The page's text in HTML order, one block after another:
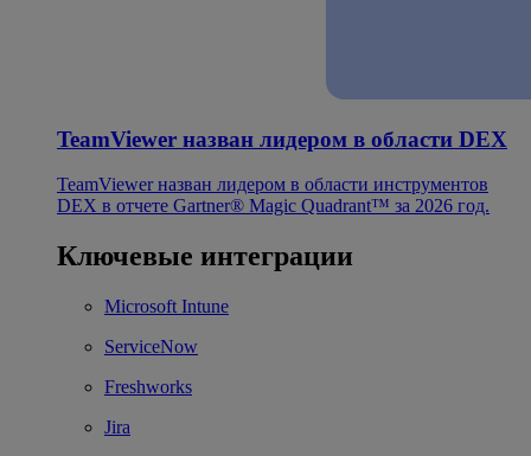
TeamViewer назван лидером в области DEX
TeamViewer назван лидером в области инструментов
DEX в отчете Gartner® Magic Quadrant™ за 2026 год.
Ключевые интеграции
Microsoft Intune
ServiceNow
Freshworks
Jira